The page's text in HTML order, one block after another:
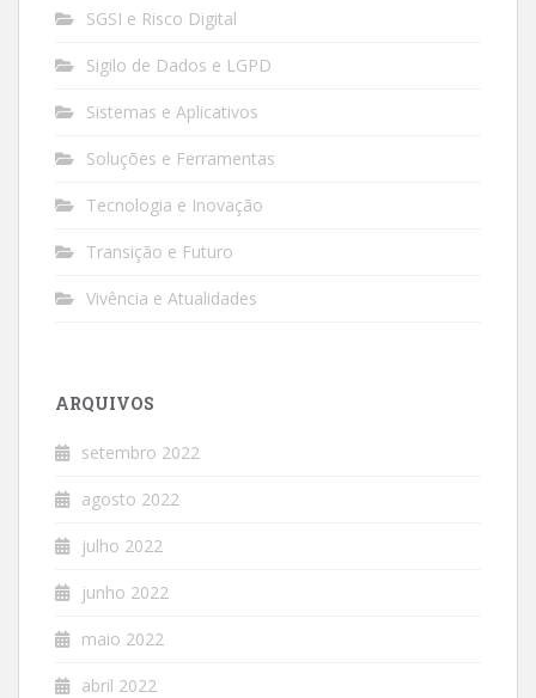
SGSI e Risco Digital
Sigilo de Dados e LGPD
Sistemas e Aplicativos
Soluções e Ferramentas
Tecnologia e Inovação
Transição e Futuro
Vivência e Atualidades
ARQUIVOS
setembro 2022
agosto 2022
julho 2022
junho 2022
maio 2022
abril 2022